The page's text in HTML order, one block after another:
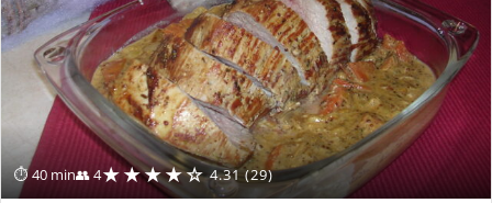
⏱ 40 min👥 4★★★★☆ 4.31 (29)